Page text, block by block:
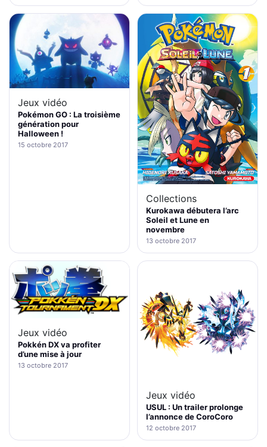
Jeux vidéo
Pokémon GO : La troisième
génération pour
Halloween !
15 octobre 2017
Collections
Kurokawa débutera l’arc
Soleil et Lune en
novembre
13 octobre 2017
Jeux vidéo
Pokkén DX va profiter
d’une mise à jour
13 octobre 2017
Jeux vidéo
USUL : Un trailer prolonge
l’annonce de CoroCoro
12 octobre 2017